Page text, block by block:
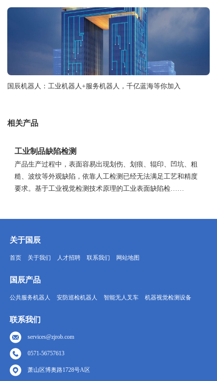
国辰机器人：工业机器人+服务机器人，千亿蓝海等你加入
相关产品
工业制品缺陷检测
产品生产过程中，表面容易出现划伤、划痕、辊印、凹坑、粗
糙、波纹等外观缺陷，依靠人工检测已经无法满足工艺和精度
要求。基于工业视觉检测技术原理的工业表面缺陷检……
关于国辰
首页 关于我们 人才招聘 联系我们 网站地图
国辰产品
公共服务机器人 安防巡检机器人 智能无人叉车 机器视觉检测设备
联系我们
services@zjrob.com
0571-56757613
萧山区博奥路1728号A区